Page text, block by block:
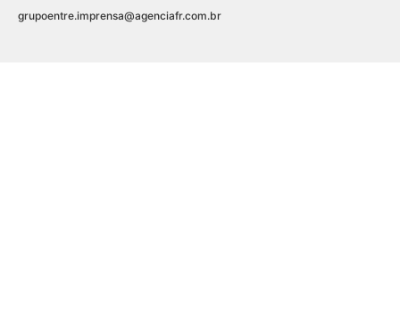
grupoentre.imprensa@agenciafr.com.br